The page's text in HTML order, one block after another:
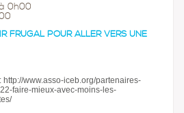
0h00
FRUGAL POUR ALLER VERS UNE
http://www.asso-iceb.org/partenaires-
faire-mieux-avec-moins-les-